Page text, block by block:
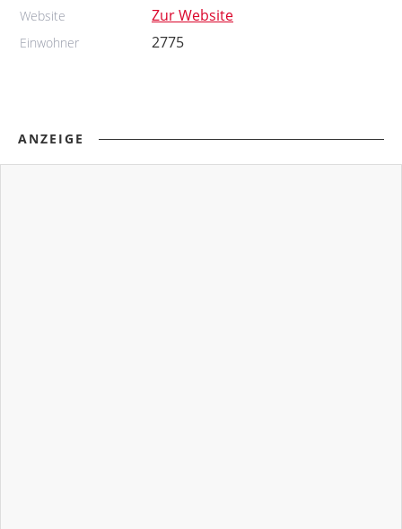
Website Zur Website
Einwohner 2775
ANZEIGE